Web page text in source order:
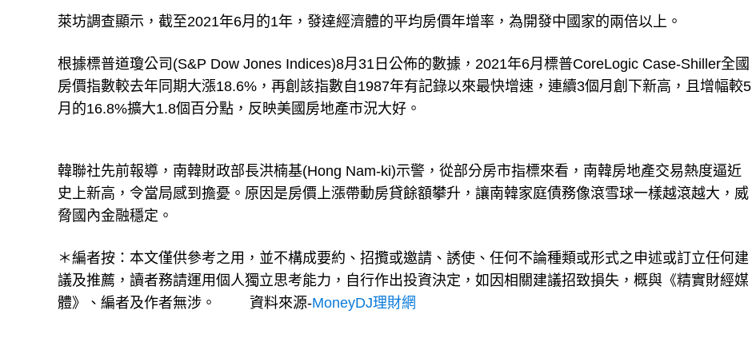
萊坊調查顯示，截至2021年6月的1年，發達經濟體的平均房價年增率，為開發中國家的兩倍以上。
根據標普道瓊公司(S&P Dow Jones Indices)8月31日公佈的數據，2021年6月標普CoreLogic Case-Shiller全國
房價指數較去年同期大漲18.6%，再創該指數自1987年有記錄以來最快增速，連續3個月創下新高，且增幅較5
月的16.8%擴大1.8個百分點，反映美國房地產市況大好。
韓聯社先前報導，南韓財政部長洪楠基(Hong Nam-ki)示警，從部分房市指標來看，南韓房地產交易熱度逼近
史上新高，令當局感到擔憂。原因是房價上漲帶動房貸餘額攀升，讓南韓家庭債務像滾雪球一樣越滾越大，威
脅國內金融穩定。
＊編者按：本文僅供參考之用，並不構成要約、招攬或邀請、誘使、任何不論種類或形式之申述或訂立任何建
議及推薦，讀者務請運用個人獨立思考能力，自行作出投資決定，如因相關建議招致損失，概與《精實財經媒
體》、編者及作者無涉。
資料來源-MoneyDJ理財網